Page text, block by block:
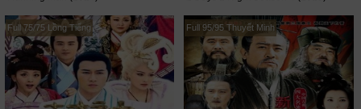
Full 75/75 Lồng Tiếng Full 95/95 Thuyết Minh